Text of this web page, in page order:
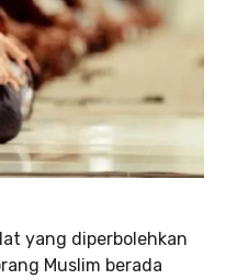
yang diperbolehkan
Muslim berada